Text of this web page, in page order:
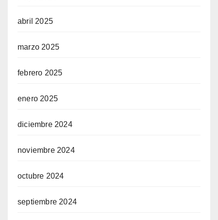
abril 2025
marzo 2025
febrero 2025
enero 2025
diciembre 2024
noviembre 2024
octubre 2024
septiembre 2024